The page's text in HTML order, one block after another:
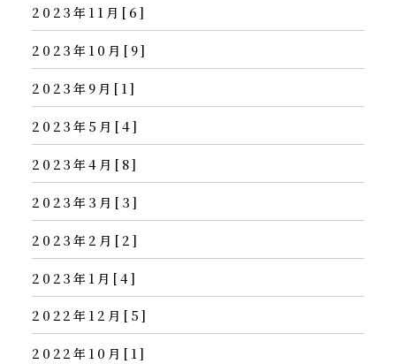
2023年11月[6]
2023年10月[9]
2023年9月[1]
2023年5月[4]
2023年4月[8]
2023年3月[3]
2023年2月[2]
2023年1月[4]
2022年12月[5]
2022年10月[1]